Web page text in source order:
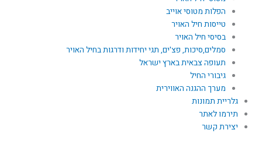
הפלות מטוסי אוייב
טייסות חיל האויר
בסיסי חיל האויר
סמלים,סיכות, פצ'ים, תגי יחידות ודרגות בחיל האויר
תעופה צבאית בארץ ישראל
גיבורי החיל
מערך ההגנה האווירית
גלריית תמונות
תירמו לאתר
יצירת קשר